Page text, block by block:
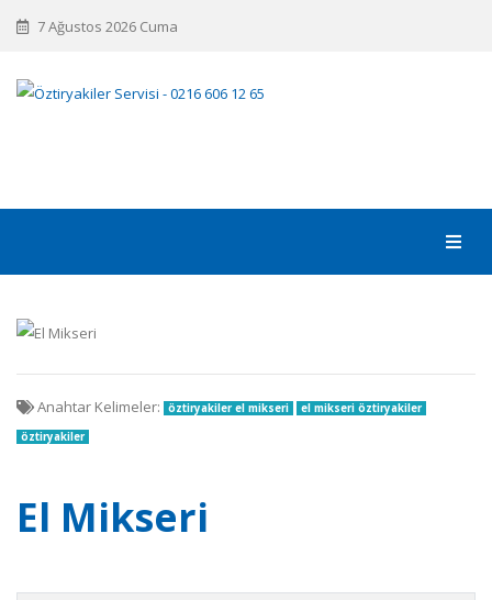
7 Ağustos 2026 Cuma
El Mikseri
Anahtar Kelimeler: öztiryakiler el mikseri
el mikseri öztiryakiler
öztiryakiler